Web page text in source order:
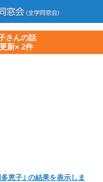
さんの話
2件
恵子｣ の結果を表示しま